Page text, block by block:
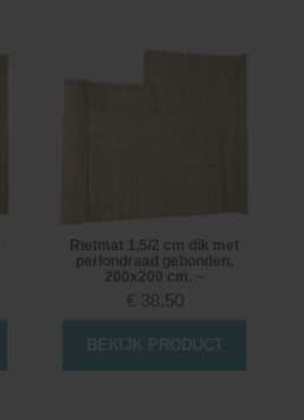
Rietmat 1,5/2 cm dik met
perlondraad gebonden,
200x200 cm. ~
€ 38,50
BEKIJK PRODUCT